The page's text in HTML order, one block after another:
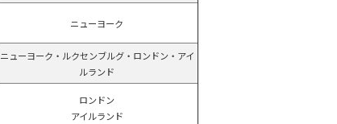
ニューヨーク
ニューヨーク・ルクセンブルグ・ロンドン・アイ
ルランド
ロンドン
アイルランド